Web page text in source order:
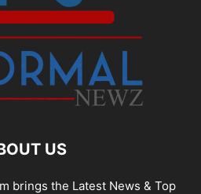
US
brings the Latest News & Top